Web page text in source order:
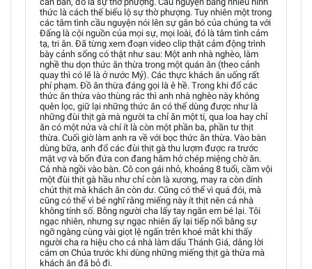
thức là cách thế biểu lộ sự thờ phượng. Tuy nhiên một trong
các tâm tình cầu nguyện nói lên sự gắn bó của chúng ta với
Đấng là cội nguồn của mọi sự, mọi loài, đó là tâm tình cảm
tạ, tri ân. Đã từng xem đoạn video clip thật cảm động trình
bày cảnh sống có thật như sau: Một anh nhà nghèo, làm
nghề thu dọn thức ăn thừa trong một quán ăn (theo cảnh
quay thì có lẽ là ở nước Mỷ). Các thực khách ăn uống rất
phí phạm. Đồ ăn thừa đáng gọi là ê hề. Trong khi đổ các
thức ăn thừa vào thùng rác thì anh nhà nghèo này không
quên lọc, giữ lại những thức ăn có thể dùng được như là
những đùi thịt gà mà người ta chỉ ăn một tí, qua loa hay chỉ
ăn có một nửa và chí ít là còn một phần ba, phần tư thịt
thừa. Cuối giờ làm anh ra về với bọc thức ăn thừa. Vào bàn
dùng bữa, anh đổ các đùi thịt gà thu lượm được ra trước
mặt vợ và bốn đứa con đang hăm hở chép miệng chờ ăn.
Cả nhà ngồi vào bàn. Cô con gái nhỏ, khoảng 8 tuổi, cầm vội
một đùi thịt gà hầu như chỉ còn là xương, may ra còn dính
chút thịt mà khách ăn còn dư. Cũng có thể vì quá đói, mà
cũng có thể vì bé nghĩ rằng miếng này ít thịt nên cả nhà
không tính số. Bỗng người cha lấy tay ngăn em bé lại. Tôi
ngạc nhiên, nhưng sự ngạc nhiên ấy lại tiếp nối bằng sự
ngỡ ngàng cùng vài giọt lệ ngấn trên khoé mắt khi thấy
người cha ra hiệu cho cả nhà làm dấu Thánh Giá, dâng lời
cám ơn Chúa trước khi dùng những miếng thịt gà thừa mà
khách ăn đã bỏ đi.